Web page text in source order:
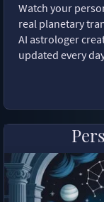
Watch your
real planetary
AI astrologer
updated every